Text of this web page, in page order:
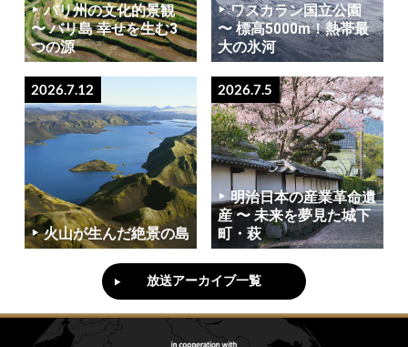
バリ州の文化的景観
〜 バリ島 幸せを生む3
つの源
ワスカラン国立公園
〜 標高5000m！熱帯最
大の氷河
2026.7.12
火山が生んだ絶景の島
2026.7.5
明治日本の産業革命遺
産 〜 未来を夢見た城下
町・萩
放送アーカイブ一覧